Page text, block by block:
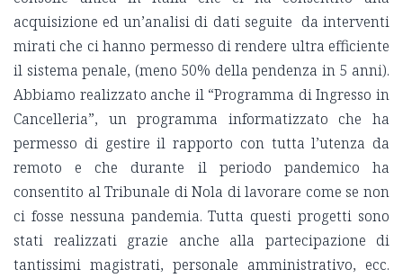
acquisizione ed un’analisi di dati seguite da interventi
mirati che ci hanno permesso di rendere ultra efficiente
il sistema penale, (meno 50% della pendenza in 5 anni).
Abbiamo realizzato anche il “Programma di Ingresso in
Cancelleria”, un programma informatizzato che ha
permesso di gestire il rapporto con tutta l’utenza da
remoto e che durante il periodo pandemico ha
consentito al Tribunale di Nola di lavorare come se non
ci fosse nessuna pandemia. Tutta questi progetti sono
stati realizzati grazie anche alla partecipazione di
tantissimi magistrati, personale amministrativo, ecc.